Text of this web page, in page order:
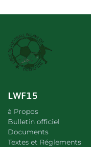
LWF15
à Propos
Bulletin officiel
Documents
Textes et Réglements